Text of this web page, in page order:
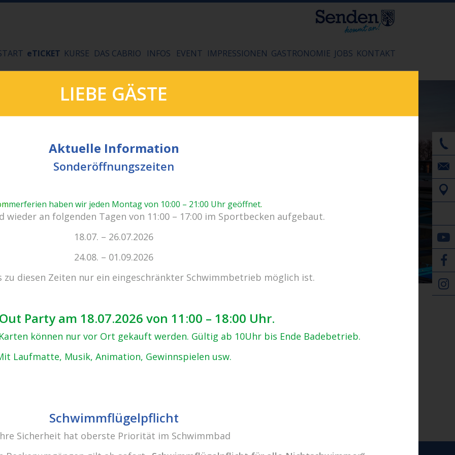
eTICKET KURSE DAS CABRIO INFOS EVENT IMPRESSIONEN GASTRONOMIE JOBS KONTAKT
vielfältig!
LIEBE GÄSTE
Aktuelle Information
Sonderöffnungszeiten
merferien haben wir jeden Montag von 10:00 – 21:00 Uhr geöffnet.
wieder an folgenden Tagen von 11:00 – 17:00 im Sportbecken aufgebaut.
18.07. – 26.07.2026
24.08. – 01.09.2026
zu diesen Zeiten nur ein eingeschränkter Schwimmbetrieb möglich ist.
Party am 18.07.2026 von 11:00 – 18:00 Uhr.
können nur vor Ort gekauft werden. Gültig ab 10Uhr bis Ende Badebetrieb.
Laufmatte, Musik, Animation, Gewinnspielen usw.
Schwimmflügelpflicht
Sicherheit hat oberste Priorität im Schwimmbad